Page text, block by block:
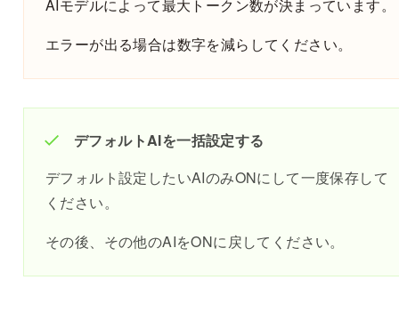
AIモデルによって最大トークン数が決まっています。
エラーが出る場合は数字を減らしてください。
デフォルトAIを一括設定する
デフォルト設定したいAIのみONにして一度保存して
ください。
その後、その他のAIをONに戻してください。